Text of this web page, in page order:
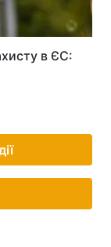
в ЄС: